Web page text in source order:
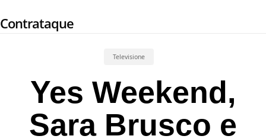
to
Contrataque
Televisione
Yes Weekend,
Sara Brusco e